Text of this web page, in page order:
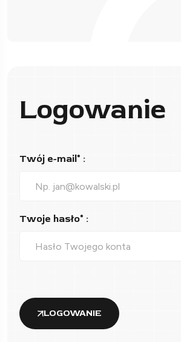
Logowanie
Twój e-mail* :
Twoje hasło* :
LOGOWANIE